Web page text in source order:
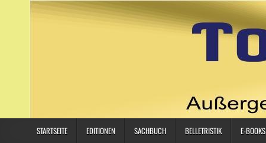
STARTSEITE EDITIONEN SACHBUCH BELLETRISTIK E-BOOKS